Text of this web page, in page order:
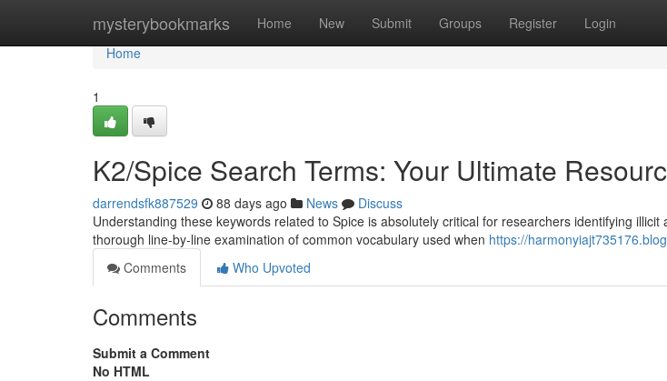
mysterybookmarks Home New Submit Groups Register Login
Home
Home
1
K2/Spice Search Terms: Your Ultimate
darrendsfk887529 88 days ago News
Discuss
Understanding these keywords related to Spice is absolutely critical for researchers identifying
thorough line-by-line examination of common vocabulary used when https://
Comments
Who Upvoted
Comments
Submit a Comment
No HTML